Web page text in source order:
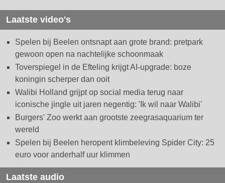
Laatste video's
Spelen bij Beelen ontsnapt aan grote brand: pretpark
gewoon open na nachtelijke schoonmaak
Toverspiegel in de Efteling krijgt AI-upgrade: boze
koningin scherper dan ooit
Walibi Holland grijpt op social media terug naar
iconische jingle uit jaren negentig: 'Ik wil naar Walibi'
Burgers' Zoo werkt aan grootste zeegrasaquarium ter
wereld
Spelen bij Beelen heropent klimbeleving Spider City: 25
euro voor anderhalf uur klimmen
Laatste audio